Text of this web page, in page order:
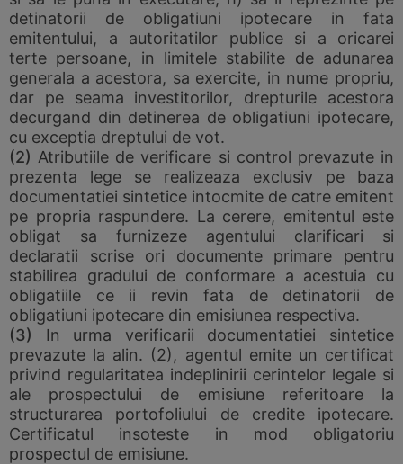
detinatorii de obligatiuni ipotecare in fata
emitentului, a autoritatilor publice si a oricarei
terte persoane, in limitele stabilite de adunarea
generala a acestora, sa exercite, in nume propriu,
dar pe seama investitorilor, drepturile acestora
decurgand din detinerea de obligatiuni ipotecare,
cu exceptia dreptului de vot.
(2) Atributiile de verificare si control prevazute in
prezenta lege se realizeaza exclusiv pe baza
documentatiei sintetice intocmite de catre emitent
pe propria raspundere. La cerere, emitentul este
obligat sa furnizeze agentului clarificari si
declaratii scrise ori documente primare pentru
stabilirea gradului de conformare a acestuia cu
obligatiile ce ii revin fata de detinatorii de
obligatiuni ipotecare din emisiunea respectiva.
(3) In urma verificarii documentatiei sintetice
prevazute la alin. (2), agentul emite un certificat
privind regularitatea indeplinirii cerintelor legale si
ale prospectului de emisiune referitoare la
structurarea portofoliului de credite ipotecare.
Certificatul insoteste in mod obligatoriu
prospectul de emisiune.